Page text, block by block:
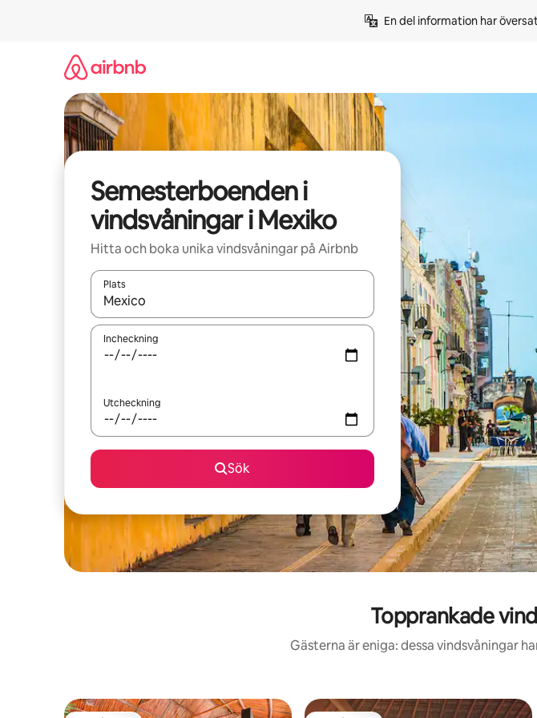
En del information har
Semesterboenden i
vindsvåningar i Mexiko
Hitta och boka unika vindsvåningar på Airbnb
Plats
När resultaten är tillgängliga kan du navigera med upp- och nedåtpilarna eller
Incheckning
Utcheckning
Sök
Topprankade
Gästerna är eniga: dessa vindsvåningar